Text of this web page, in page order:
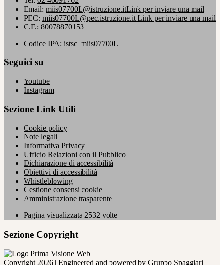
Email: miis07700L@istruzione.itLink per inviare una mail
PEC: miis07700L@pec.istruzione.it Link per inviare una mail
C.F.: 80078870153
Codice IPA: istsc_miis07700L
Seguici su
Youtube
Instagram
Sezione Link Utili
Cookie policy
Note legali
Informativa Privacy
Ufficio Relazioni con il Pubblico
Dichiarazione di accessibilità
Obiettivi di accessibilità
Whistleblowing
Gestione consensi cookie
Amministrazione trasparente
Pagina visualizzata 2532 volte
Sezione Copyright
Copyright 2026 | Engineered and powered by Gruppo Spaggiari